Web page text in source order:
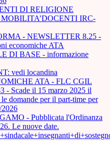
DI RELIGIONE
IRC-
- NEWSLETTER 8.25 -
economiche ATA
DI BASE - informazione
vedi locandina
ATA - FLC CGIL
- Scade il 15 marzo 2025 il
domande per il part-time per
2026
- Pubblicata l'Ordinanza
Le nuove date.